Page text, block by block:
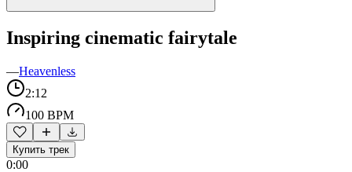
Inspiring cinematic fairytale
—Heavenless
2:12
100 BPM
Купить трек
0:00